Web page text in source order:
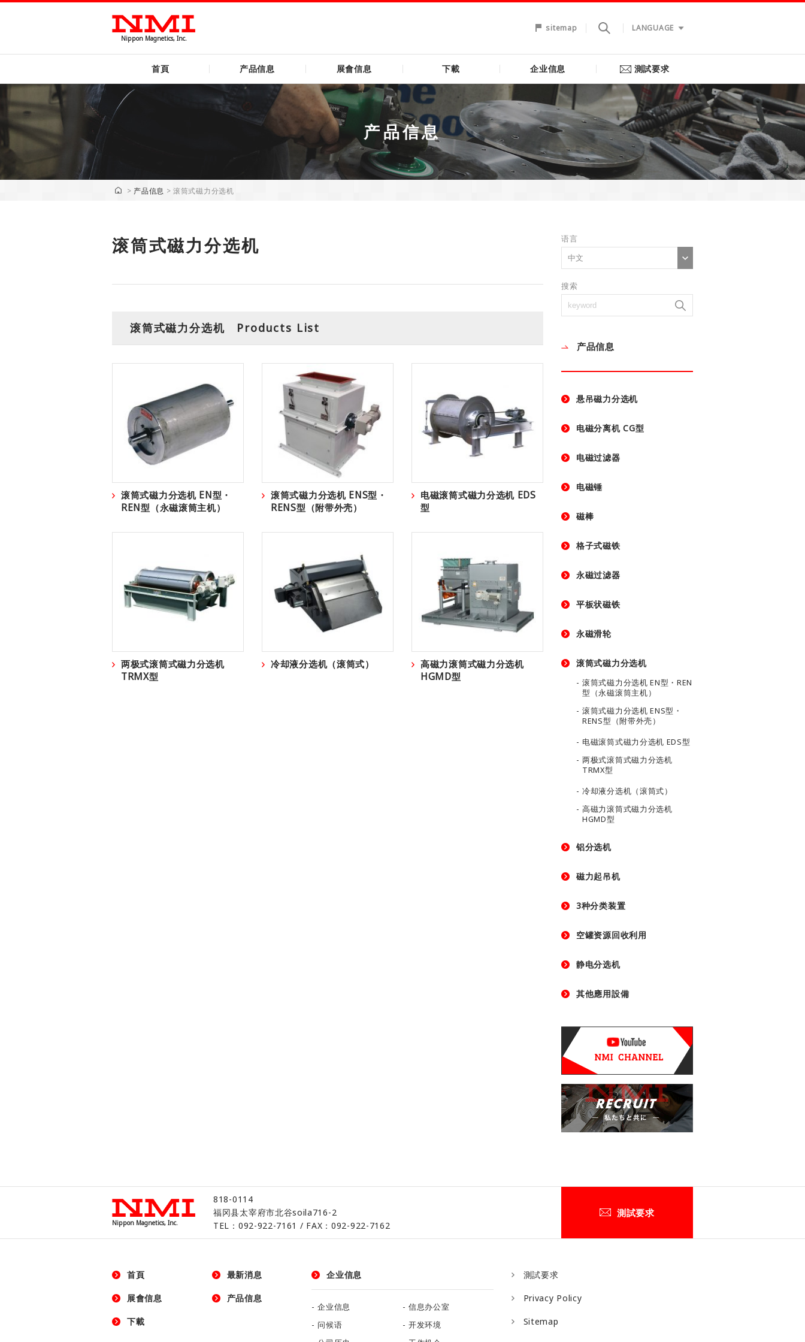
Nippon Magnetics, Inc.
sitemap LANGUAGE
首頁 产品信息 展會信息 下載 企业信息 測試要求
产品信息
> 产品信息 >滚筒式磁力分选机
滚筒式磁力分选机
滚筒式磁力分选机 Products List
滚筒式磁力分选机 EN型・
REN型（永磁滚筒主机）
滚筒式磁力分选机 ENS型・
RENS型（附带外壳）
电磁滚筒式磁力分选机 EDS
型
两极式滚筒式磁力分选机
TRMX型
冷却液分选机（滚筒式）
高磁力滚筒式磁力分选机
HGMD型
语言
搜索
产品信息
悬吊磁力分选机
电磁分离机 CG型
电磁过滤器
电磁锤
磁棒
格子式磁铁
永磁过滤器
平板状磁铁
永磁滑轮
滚筒式磁力分选机
滚筒式磁力分选机 EN型・REN
型（永磁滚筒主机）
滚筒式磁力分选机 ENS型・
RENS型（附带外壳）
电磁滚筒式磁力分选机 EDS型
两极式滚筒式磁力分选机
TRMX型
冷却液分选机（滚筒式）
高磁力滚筒式磁力分选机
HGMD型
铝分选机
磁力起吊机
3种分类装置
空罐资源回收利用
静电分选机
其他應用設備
Nippon Magnetics, Inc.
818-0114
福冈县太宰府市北谷soila716-2
TEL：092-922-7161 / FAX：092-922-7162
測試要求
首頁
展會信息
下載
最新消息
产品信息
企业信息
企业信息
信息办公室
问候语
开发环境
測試要求
Privacy Policy
Sitemap